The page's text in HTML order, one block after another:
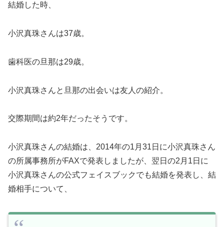
結婚した時、
小沢真珠さんは37歳。
歯科医の旦那は29歳。
小沢真珠さんと旦那の出会いは友人の紹介。
交際期間は約2年だったそうです。
小沢真珠さんの結婚は、2014年の1月31日に小沢真珠さん
の所属事務所がFAXで発表しましたが、翌日の2月1日に
小沢真珠さんの公式フェイスブックでも結婚を発表し、結
婚相手について、